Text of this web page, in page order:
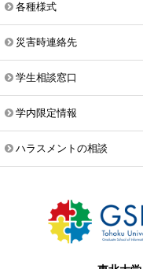
各種様式
災害時連絡先
学生相談窓口
学内限定情報
ハラスメントの相談